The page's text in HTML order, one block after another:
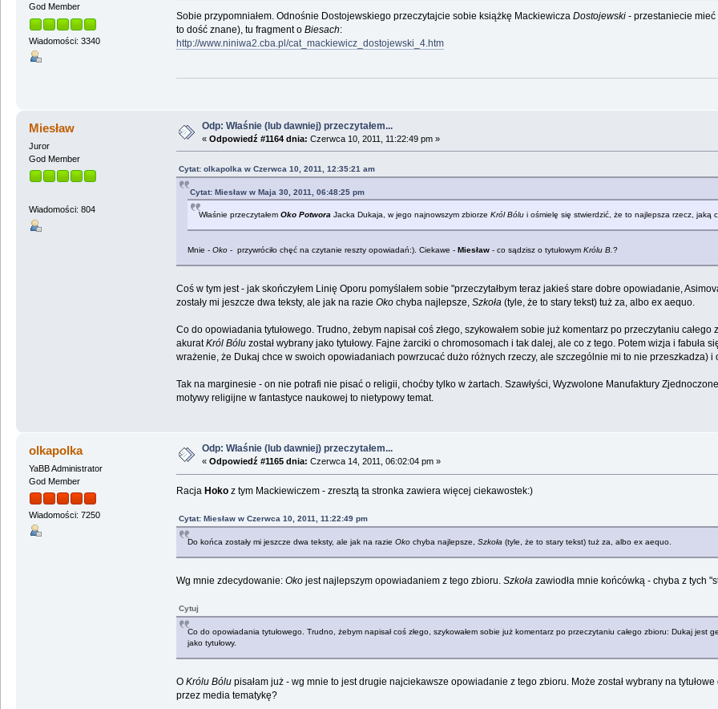
God Member
Wiadomości: 3340
Sobie przypomniałem. Odnośnie Dostojewskiego przeczytajcie sobie książkę Mackiewicza Dostojewski- przestaniecie mieć
to dość znane), tu fragment o Biesach:
http://www.niniwa2.cba.pl/cat_mackiewicz_dostojewski_4.htm
Miesław
Juror
God Member
Wiadomości: 804
Odp: Właśnie (lub dawniej) przeczytałem...
« Odpowiedź #1164 dnia: Czerwca 10, 2011, 11:22:49 pm »
Cytat: olkapolka w Czerwca 10, 2011, 12:35:21 am
Cytat: Miesław w Maja 30, 2011, 06:48:25 pm
Właśnie przeczytałem Oko Potwora Jacka Dukaja, w jego najnowszym zbiorze Król Bólui ośmielę się stwierdzić, że to najlepsza rzecz, jaką
Mnie - Oko - przywróciło chęć na czytanie reszty opowiadań:). Ciekawe -Miesław- co sądzisz o tytułowym Królu B. ?
Coś w tym jest - jak skończyłem Linię Oporu pomyślałem sobie "przeczytałbym teraz jakieś stare dobre opowiadanie,
zostały mi jeszcze dwa teksty, ale jak na razie Okochyba najlepsze, Szkoła(tyle, że to stary tekst) tuż za, albo ex aequo.
Co do opowiadania tytułowego. Trudno, żebym napisał coś złego, szykowałem sobie już komentarz po przeczytaniu
akuratKról Bóluzostał wybrany jako tytułowy. Fajne żarciki o chromosomach i tak dalej, ale co z tego. Potem wizja i fabuła
wrażenie, że Dukaj chce w swoich opowiadaniach powrzucać dużo różnych rzeczy, ale szczególnie mi to nie przeszkadza)
Tak na marginesie - on nie potrafi nie pisać o religii, choćby tylko w żartach. Szawłyści, Wyzwolone Manufaktury
motywy religijne w fantastyce naukowej to nietypowy temat.
olkapolka
YaBB Administrator
God Member
Wiadomości: 7250
Odp: Właśnie (lub dawniej) przeczytałem...
« Odpowiedź #1165 dnia: Czerwca 14, 2011, 06:02:04 pm »
Racja Hokoz tym Mackiewiczem - zresztą ta stronka zawiera więcej ciekawostek:)
Cytat: Miesław w Czerwca 10, 2011, 11:22:49 pm
Do końca zostały mi jeszcze dwa teksty, ale jak na razie Okochyba najlepsze, Szkoła (tyle, że to stary tekst) tuż za, albo ex aequo.
Wg mnie zdecydowanie: Okojest najlepszym opowiadaniem z tego zbioru. Szkołazawiodła mnie końcówką - chyba z tych
Cytuj
Co do opowiadania tytułowego. Trudno, żebym napisał coś złego, szykowałem sobie już komentarz po przeczytaniu całego zbioru: Dukaj jest
jako tytułowy.
OKrólu Bólupisałam już - wg mnie to jest drugie najciekawsze opowiadanie z tego zbioru. Może został wybrany na
przez media tematykę?